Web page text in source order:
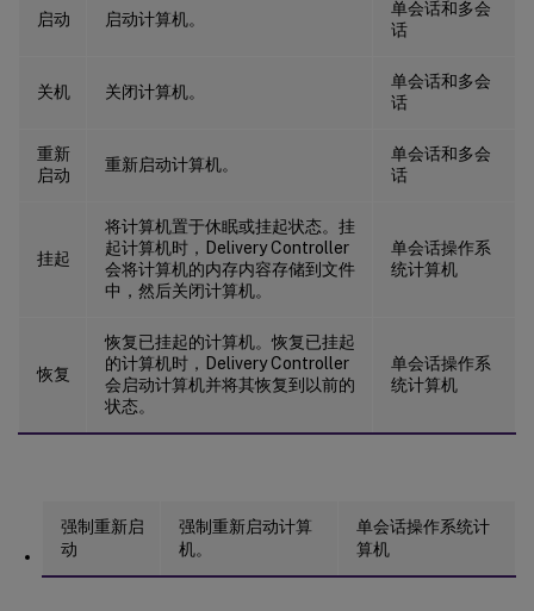
启动 启动计算机。
单会话和多会
话
关机 关闭计算机。
单会话和多会
话
重新
启动
重新启动计算机。
单会话和多会
话
挂起
将计算机置于休眠或挂起状态。挂
起计算机时，Delivery Controller
会将计算机的内存内容存储到文件
中，然后关闭计算机。
单会话操作系
统计算机
恢复
恢复已挂起的计算机。恢复已挂起
的计算机时，Delivery Controller
会启动计算机并将其恢复到以前的
状态。
单会话操作系
统计算机
强制重新启
动
强制重新启动计算
机。
单会话操作系统计
算机